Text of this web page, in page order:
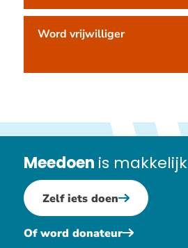
Word vrijwilliger
Meedoen is makkelijk
Zelf iets doen
Of word donateur